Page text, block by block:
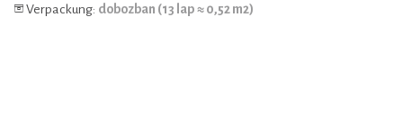
Verpackung: dobozban (13 lap ≈ 0,52 m2)